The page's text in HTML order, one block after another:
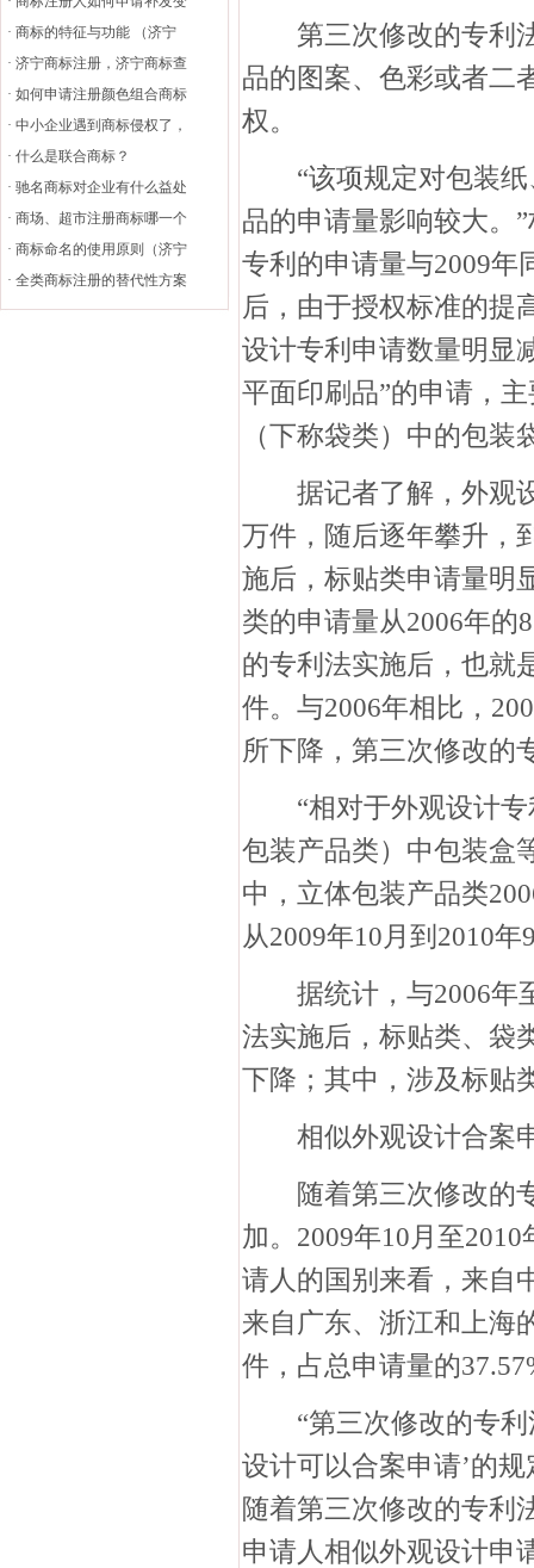
· 商标的特征与功能 （济宁
· 济宁商标注册，济宁商标查
· 如何申请注册颜色组合商标
· 中小企业遇到商标侵权了，
· 什么是联合商标？
· 驰名商标对企业有什么益处
· 商场、超市注册商标哪一个
· 商标命名的使用原则（济宁
· 全类商标注册的替代性方案
第三次修改的专利法
品的图案、色彩或者二
权。
“该项规定对包装纸
品的申请量影响较大。
专利的申请量与2009年
后，由于授权标准的提
设计专利申请数量明显
平面印刷品”的申请，
（下称袋类）中的包
据记者了解，外观设
万件，随后逐年攀升，
施后，标贴类申请量明
类的申请量从2006年的
的专利法实施后，也就
件。与2006年相比，
所下降，第三次修改的
“相对于外观设计专
包装产品类）中包装盒
中，立体包装产品类
从2009年10月到2010
据统计，与2006年至
法实施后，标贴类、袋
下降；其中，涉及标贴
相似外观设计合案
随着第三次修改的专
加。2009年10月至
请人的国别来看，来自
来自广东、浙江和上海
件，占总申请量的
“第三次修改的专利
设计可以合案申请’的
随着第三次修改的专利
申请人相似外观设计申